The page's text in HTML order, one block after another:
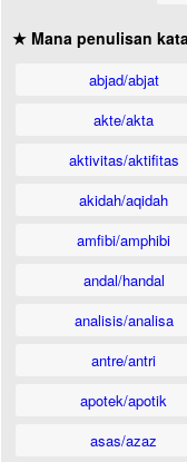
★ Mana penulisan
abjad/abjat
akte/akta
aktivitas/aktifitas
akidah/aqidah
amfibi/amphibi
andal/handal
analisis/analisa
antre/antri
apotek/apotik
asas/azaz